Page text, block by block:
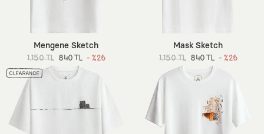
Mengene Sketch
1.150 TL 840 TL - %26
Mask Sketch
1.150 TL 840 TL - %26